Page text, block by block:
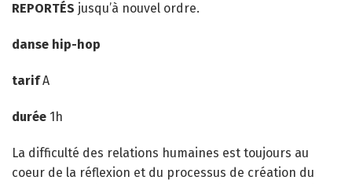
REPORTÉS jusqu’à nouvel ordre.
danse hip-hop
tarifA
durée 1h
La difficulté des relations humaines est toujours au
coeur de la réflexion et du processus de création du